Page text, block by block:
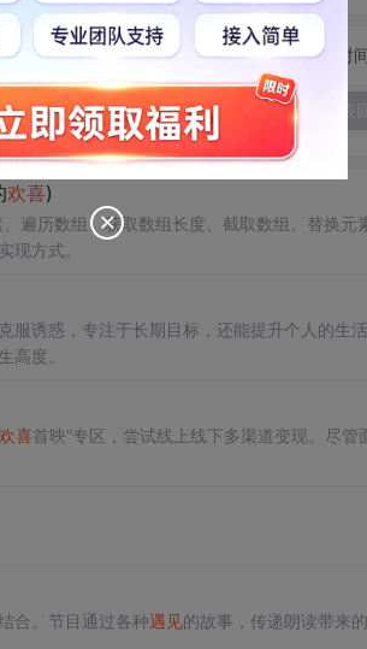
切换为时
欢喜)
遍历数组、获取数组长度、截取数组、替换元
现方式。
服诱惑，专注于长期目标，还能提升个人的生
高度。
喜首映”专区，尝试线上线下多渠道变现。尽管
合。节目通过各种遇见的故事，传递朗读带来